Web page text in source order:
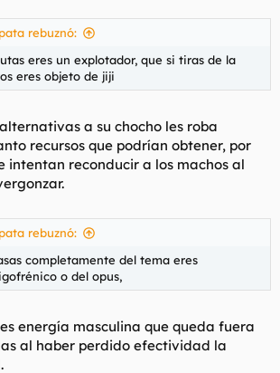
rebuznó:
eres un explotador, que si tiras de la
eres objeto de jiji
a su chocho les roba
recursos que podrían obtener, por
intentan reconducir a los machos al
rebuznó:
completamente del tema eres
o del opus,
energía masculina que queda fuera
al haber perdido efectividad la